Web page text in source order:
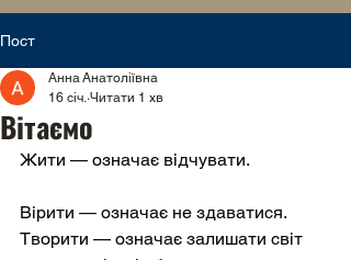
Пост
Вітаємо
Анна Анатоліївна
16 січ. Читати 1 хв
Жити — означає відчувати.
Вірити — означає не здаватися.
Творити — означає залишати світ